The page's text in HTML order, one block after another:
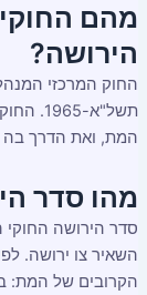
מהם
הירושה?
החוק המרכזי
תשל"א-
המת, ואת הדרך
מהו סדר
סדר הירושה
השאיר צו ירושה.
הקרובים של המת: